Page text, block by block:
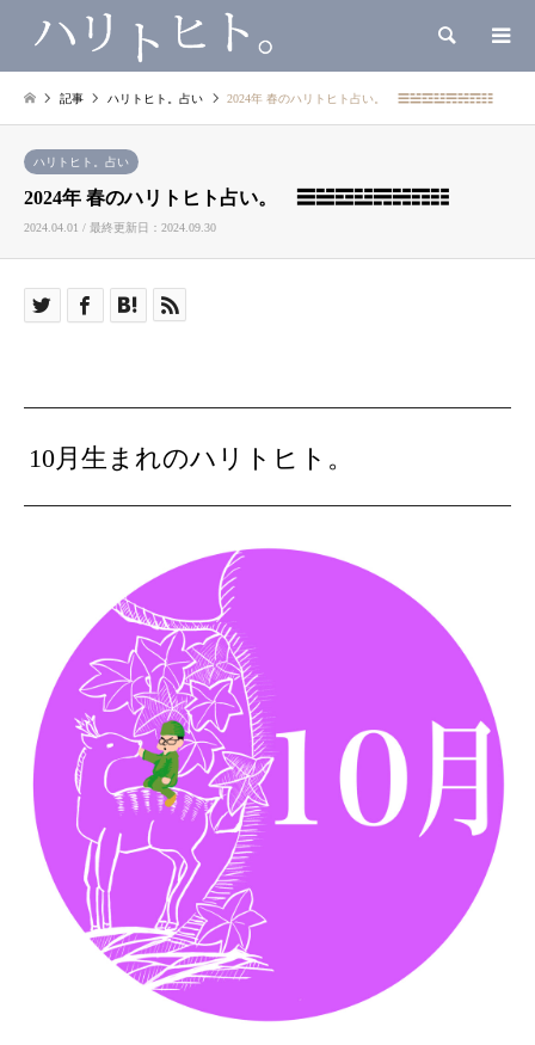
検索
記事 ハリトヒト。占い 2024年 春のハリトヒト占い。 ☰☱☲☳☴☵☶☷
ハリトヒト。占い
2024年 春のハリトヒト占い。 ☰☱☲☳☴☵☶☷
2024.04.01 / 最終更新日：2024.09.30
10月生まれのハリトヒト。